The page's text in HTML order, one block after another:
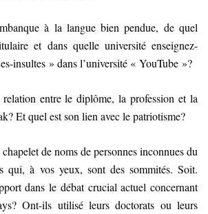
à la langue bien pendue, de quel
et dans quelle université enseignez-
insultes » dans l’université « YouTube »?
entre le diplôme, la profession et la
Et quel est son lien avec le patriotisme?
de noms de personnes inconnues du
qui, à vos yeux, sont des sommités. Soit.
dans le débat crucial actuel concernant
Ont-ils utilisé leurs doctorats ou leurs